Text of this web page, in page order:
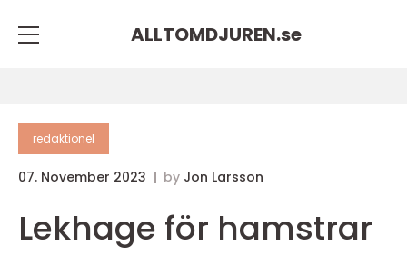
ALLTOMDJUREN.se
redaktionel
07. November 2023 by Jon Larsson
Lekhage för hamstrar